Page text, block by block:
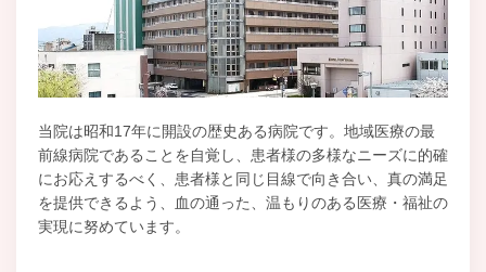
当院は昭和17年に開設の歴史ある病院です。地域医療の最
前線病院であることを自覚し、患者様の多様なニーズに的確
にお応えするべく、患者様と同じ目線で向き合い、真の満足
を提供できるよう、血の通った、温もりのある医療・福祉の
実現に努めています。